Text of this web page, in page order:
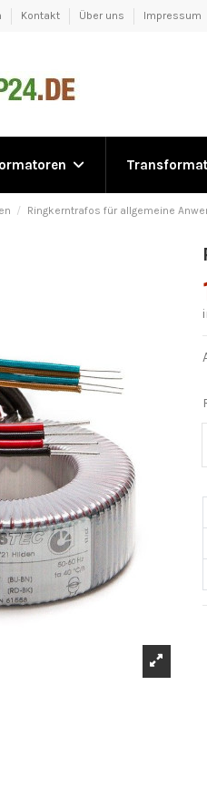
Kontakt Über uns Impressum
Ringkerntrafos für allgemeine